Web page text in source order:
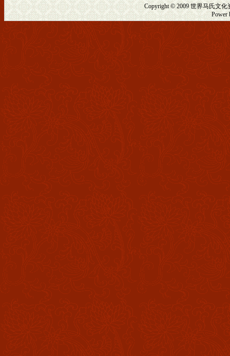
Copyright © 2009世界马氏文化
Power